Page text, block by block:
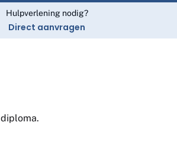
Hulpverlening nodig?
Direct aanvragen